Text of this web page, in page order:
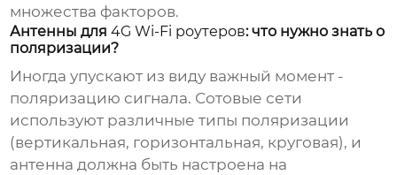
множества факторов.
Антенны для4G Wi-Fi роутеров: что нужно знать о
поляризации?
Иногда упускают из виду важный момент -
поляризацию сигнала. Сотовые сети
используют различные типы поляризации
(вертикальная, горизонтальная, круговая), и
антенна должна быть настроена на